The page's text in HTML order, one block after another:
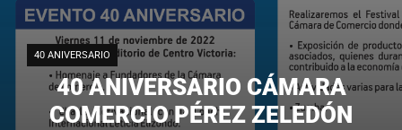
40 ANIVERSARIO
40 ANIVERSARIO CÁMARA
COMERCIO PÉREZ ZELEDÓN